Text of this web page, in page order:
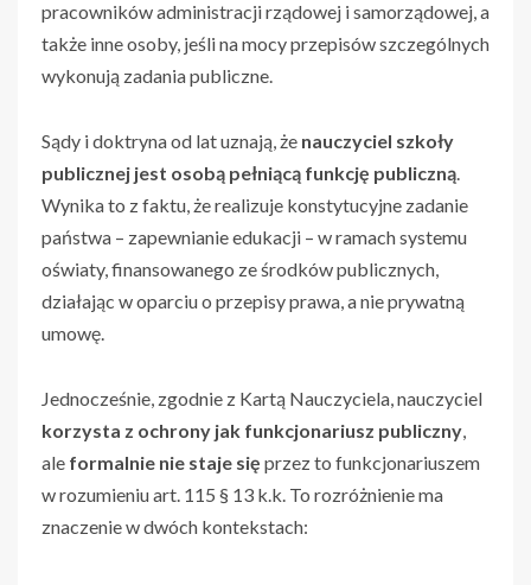
pracowników administracji rządowej i samorządowej, a
także inne osoby, jeśli na mocy przepisów szczególnych
wykonują zadania publiczne.
Sądy i doktryna od lat uznają, że nauczyciel szkoły
publicznej jest osobą pełniącą funkcję publiczną.
Wynika to z faktu, że realizuje konstytucyjne zadanie
państwa – zapewnianie edukacji – w ramach systemu
oświaty, finansowanego ze środków publicznych,
działając w oparciu o przepisy prawa, a nie prywatną
umowę.
Jednocześnie, zgodnie z Kartą Nauczyciela, nauczyciel
korzysta z ochrony jak funkcjonariusz publiczny,
ale formalnie nie staje się przez to funkcjonariuszem
w rozumieniu art. 115 § 13 k.k. To rozróżnienie ma
znaczenie w dwóch kontekstach: